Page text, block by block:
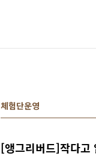
체험단운영